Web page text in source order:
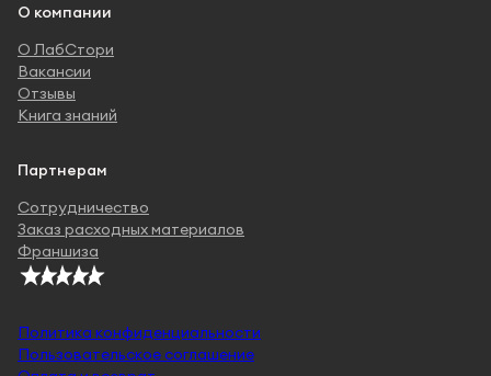
О компании
О ЛабСтори
Вакансии
Отзывы
Книга знаний
Партнерам
Сотрудничество
Заказ расходных материалов
Франшиза
Политика конфиденциальности
Пользовательское соглашение